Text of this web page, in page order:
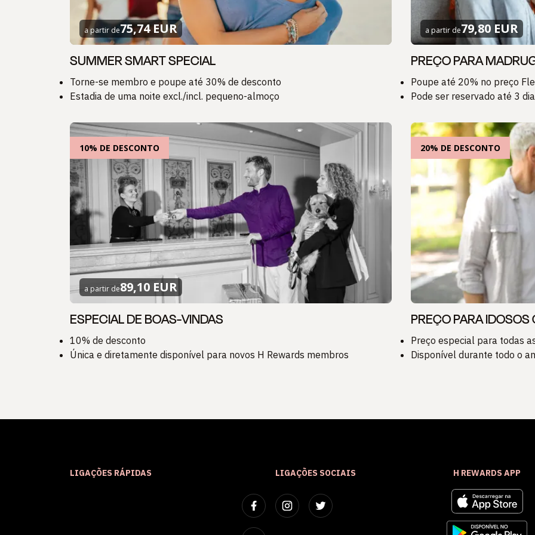
a partir de75,74 EUR
SUMMER SMART SPECIAL
Torne-se membro e poupe até 30% de desconto
Estadia de uma noite excl./incl. pequeno-almoço
a partir de79,80 EUR
PREÇO PARA
Poupe até 20% no preço
Pode ser reservado até 3
10% DE DESCONTO
a partir de89,10 EUR
ESPECIAL DE BOAS-VINDAS
10% de desconto
Única e diretamente disponível para novos H Rewards membros
20% DE DESCONTO
PREÇO PARA
Preço especial para todas
Disponível durante todo o
LIGAÇÕES RÁPIDAS LIGAÇÕES SOCIAIS H REWARDS APP